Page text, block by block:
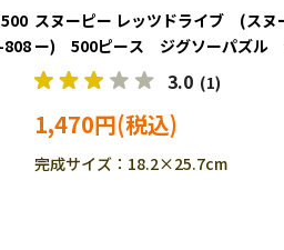
スヌーピー レッツドライブ (スヌ
ー) 500ピース ジグソーパズル
EPO-52-809
3.0 (1)
1,470円
完成サイズ：18.2×25.7cm